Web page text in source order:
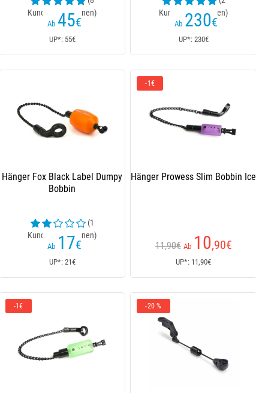
Kundenrezensionen)
Ab 45€
UP*: 55€
Kundenrezensionen)
Ab 230€
UP*: 230€
Hänger Fox Black Label Dumpy
Bobbin
(1
Kundenrezensionen)
Ab 17€
UP*: 21€
-1€
Hänger Prowess Slim Bobbin Ice
11,90€ Ab 10,90€
UP*: 11,90€
-1€ -20 %